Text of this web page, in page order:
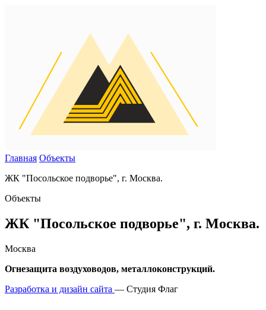
Главная Объекты
ЖК "Посольское подворье", г. Москва.
Объекты
ЖК "Посольское подворье", г. Москва.
Москва
Огнезащита воздуховодов, металлоконструкций.
Разработка и дизайн сайта — Студия Флаг